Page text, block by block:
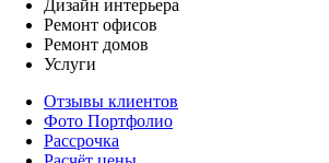
Дизайн интерьера
Ремонт офисов
Ремонт домов
Услуги
Отзывы клиентов
Фото Портфолио
Рассрочка